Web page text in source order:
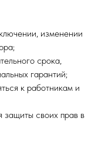
изменении
срока,
гарантий;
к работникам и
защиты своих прав в